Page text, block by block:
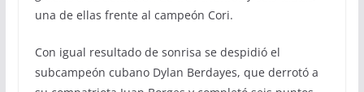
una de ellas frente al campeón Cori.
Con igual resultado de sonrisa se despidió el
subcampeón cubano Dylan Berdayes, que derrotó a